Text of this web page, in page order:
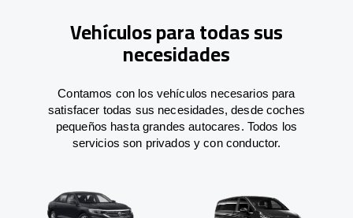
Vehículos para todas sus
necesidades
Contamos con los vehículos necesarios para
satisfacer todas sus necesidades, desde coches
pequeños hasta grandes autocares. Todos los
servicios son privados y con conductor.